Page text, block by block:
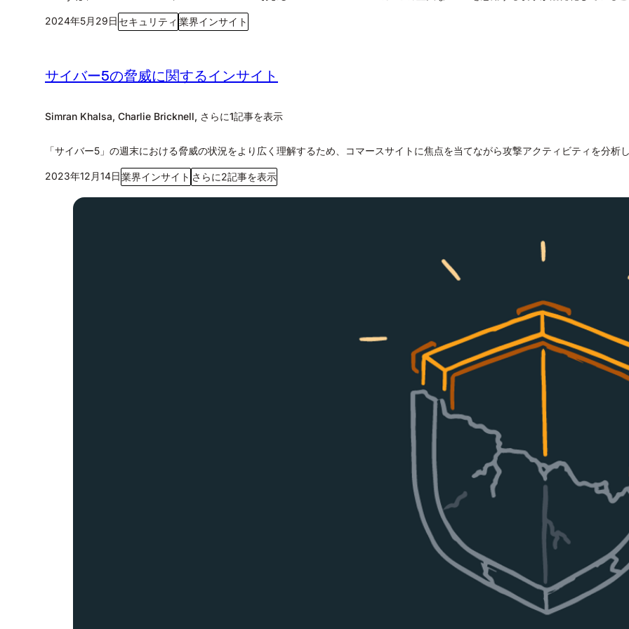
2024年5月29日 セキュリティ 業界インサイト
サイバー5の脅威に関するインサイト
Simran Khalsa, Charlie Bricknell, さらに1記事を表示
「サイバー5」の週末における脅威の状況をより広く理解するため、コマースサイトに焦点を当てながら攻撃アクティビティを分析し
2023年12月14日業界インサイト さらに2記事を表示